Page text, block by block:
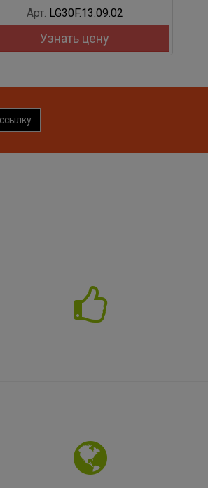
Арт. LG30F.13.09.02
Узнать цену